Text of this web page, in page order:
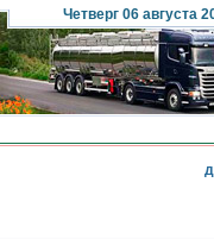
Четверг 06 августа